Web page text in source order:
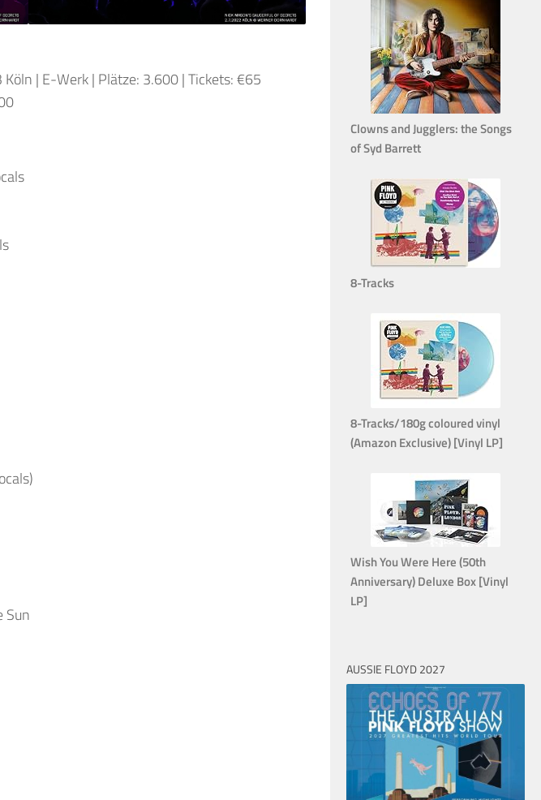
| E-Werk | Plätze: 3.600 | Tickets: €65
Sun
Clowns and Jugglers: the Songs
of Syd Barrett
8-Tracks
8-Tracks/180g coloured vinyl
(Amazon Exclusive) [Vinyl LP]
Wish You Were Here (50th
Anniversary) Deluxe Box [Vinyl
LP]
AUSSIE FLOYD 2027